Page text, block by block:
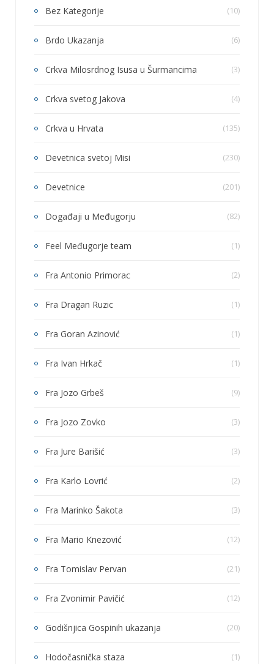
Bez Kategorije (10)
Brdo Ukazanja (6)
Crkva Milosrdnog Isusa u Šurmancima (3)
Crkva svetog Jakova (4)
Crkva u Hrvata (135)
Devetnica svetoj Misi (230)
Devetnice (201)
Događaji u Međugorju (82)
Feel Međugorje team (1)
Fra Antonio Primorac (2)
Fra Dragan Ruzic (1)
Fra Goran Azinović (1)
Fra Ivan Hrkač (1)
Fra Jozo Grbeš (9)
Fra Jozo Zovko (3)
Fra Jure Barišić (3)
Fra Karlo Lovrić (2)
Fra Marinko Šakota (3)
Fra Mario Knezović (12)
Fra Tomislav Pervan (21)
Fra Zvonimir Pavičić (12)
Godišnjica Gospinih ukazanja (20)
Hodočasnička staza (1)